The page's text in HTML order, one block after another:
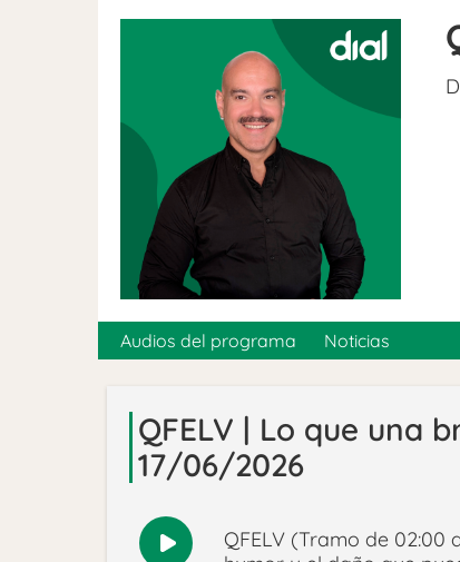
Audios del programa Noticias
QFELV | Lo que una
17/06/2026
Reproducir
QFELV (Tramo de 02:00